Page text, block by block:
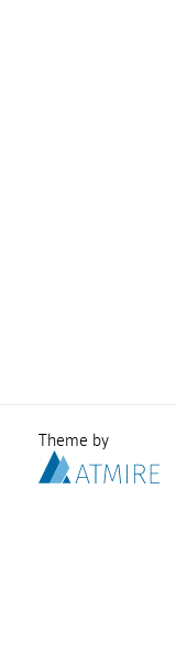
Theme by